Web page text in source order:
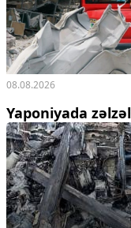
08.08.2026
Yaponiyada